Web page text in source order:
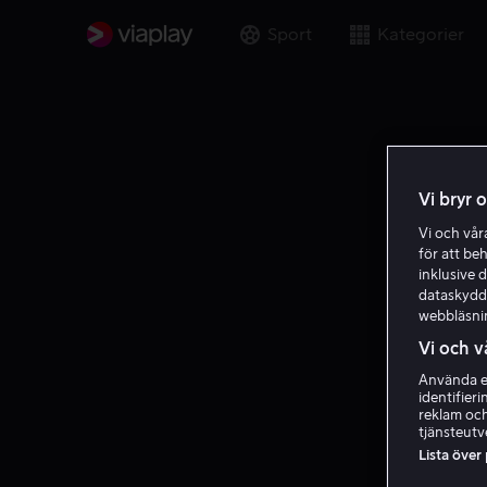
Sport Kategorier
Vi bryr
Vi och
för att
inklusive
Vi och
Använda
reklam
Lista